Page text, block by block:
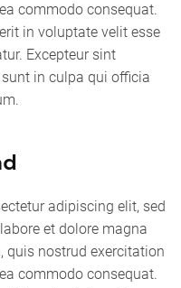
commodo consequat.
in voluptate velit esse
Excepteur sint
in culpa qui officia
adipiscing elit, sed
et dolore magna
quis nostrud exercitation
commodo consequat.